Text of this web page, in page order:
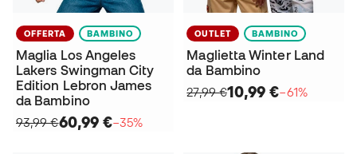
OFFERTA BAMBINO
Maglia Los Angeles
Lakers Swingman City
Edition Lebron James
da Bambino
93,99 €60,99 €−35%
OUTLET BAMBINO
Maglietta Winter Land
da Bambino
27,99 €10,99 €−61%